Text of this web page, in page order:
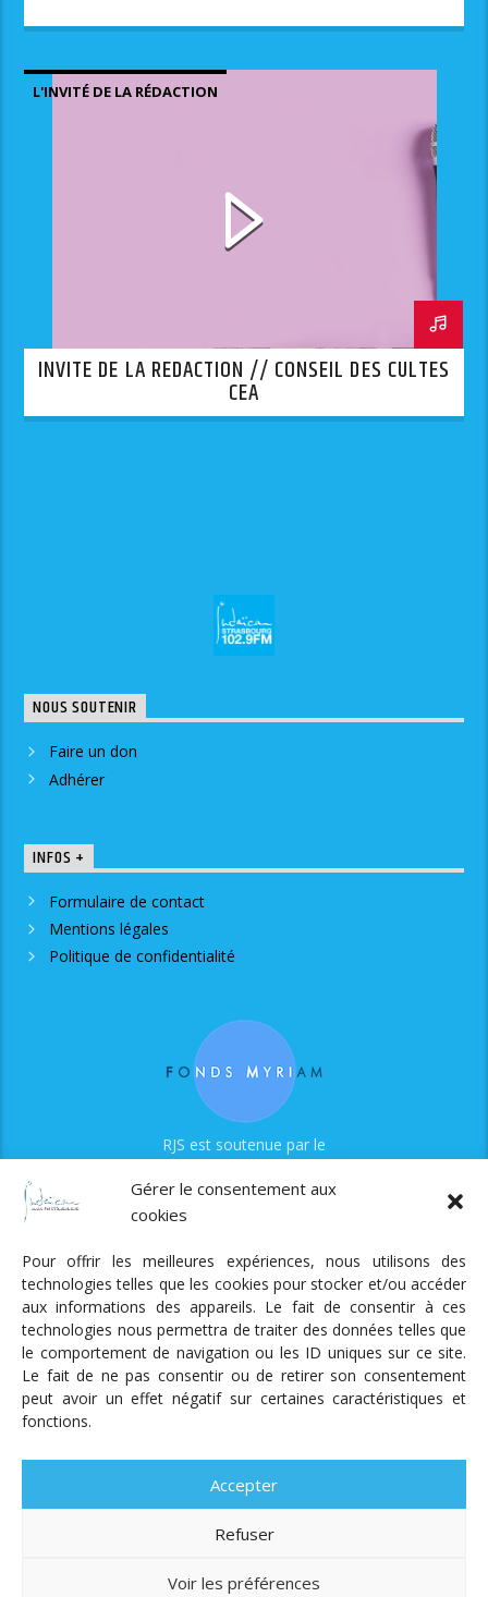
Gérer le consentement aux
cookies
Pour offrir les meilleures expériences, nous utilisons des
technologies telles que les cookies pour stocker et/ou accéder
aux informations des appareils. Le fait de consentir à ces
technologies nous permettra de traiter des données telles que
le comportement de navigation ou les ID uniques sur ce site.
Le fait de ne pas consentir ou de retirer son consentement
peut avoir un effet négatif sur certaines caractéristiques et
fonctions.
Accepter
Refuser
Voir les préférences
L'INVITÉ DE LA RÉDACTION
INVITE DE LA REDACTION // CONSEIL DES CULTES
CEA
NOUS SOUTENIR
Faire un don
Adhérer
INFOS +
Formulaire de contact
Mentions légales
Politique de confidentialité
RJS est soutenue par le
Radio Judaica Strasbourg
Tous droits réservés
RADIO JUDAÏCA
ÉMISSIONS ET GRILLE DES PROGRAMMES
PODCASTS
UN DON
ADHÉRER MENTIONS LÉGALES
RÉAL.